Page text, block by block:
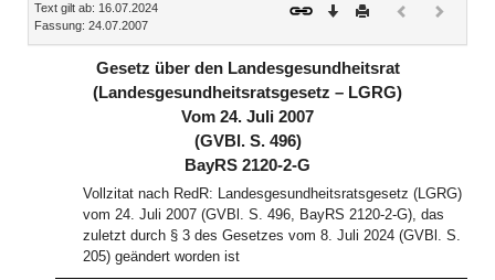
Text gilt ab: 16.07.2024
Fassung: 24.07.2007
Download
DruckenVorheriges
(inaktiv)(inaktiv)
Gesetz über den Landesgesundheitsrat
(Landesgesundheitsratsgesetz – LGRG)
Vom 24. Juli 2007
(GVBl. S. 496)
BayRS 2120-2-G
Vollzitat nach RedR: Landesgesundheitsratsgesetz (LGRG)
vom 24. Juli 2007 (GVBl. S. 496, BayRS 2120-2-G), das
zuletzt durch § 3 des Gesetzes vom 8. Juli 2024 (GVBl. S.
205) geändert worden ist